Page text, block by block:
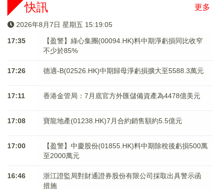
更多
快訊
2026年8月7日 星期五 15:19:06
17:35
【盈警】綠心集團(00094.HK)料中期淨虧損同比收窄
不少於85%
17:26 德適-B(02526.HK)中期歸母淨虧損擴大至5588.3萬元
17:11 香港金管局：7月底官方外匯儲備資產為4478億美元
17:08 寶龍地產(01238.HK)7月合約銷售額約5.5億元
17:00
【盈警】中慶股份(01855.HK)料中期除稅後虧損500萬
至2000萬元
16:46
浙江證監局對財通證券股份有限公司採取出具警示函
措施